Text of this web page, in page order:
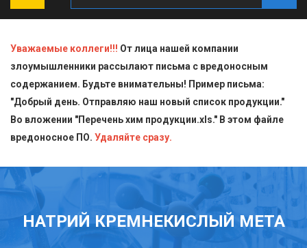
О КОМПАНИИ
ПРОДУКЦИЯ
Блескообразующие добавки
Индикаторы
Кислоты
Пищевая химия для производств
СТАТЬИ
ДОСТАВКА
СЕРТИФИКАТЫ
КОНТАКТЫ
Уважаемые коллеги!!! От лица нашей компании
злоумышленники рассылают письма с вредоносным
содержанием. Будьте внимательны! Пример письма:
"Добрый день. Отправляю наш новый список продукции."
Во вложении "Перечень хим продукции.xls." В этом файле
вредоносное ПО. Удаляйте сразу.
НАТРИЙ КРЕМНЕКИСЛЫЙ МЕТА